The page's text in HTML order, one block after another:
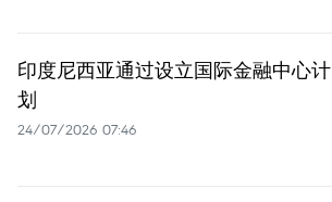
印度尼西亚通过设立国际金融中心计
划
24/07/2026 07:46